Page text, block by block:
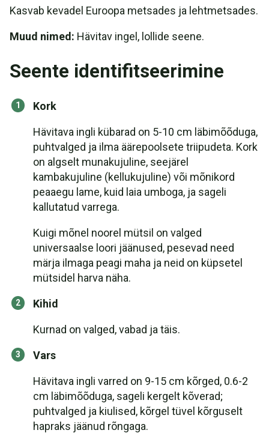
Kasvab kevadel Euroopa metsades ja lehtmetsades.
Muud nimed: Hävitav ingel, lollide seene.
Seente identifitseerimine
Kork
Hävitava ingli kübarad on 5-10 cm läbimõõduga,
puhtvalged ja ilma äärepoolsete triipudeta. Kork
on algselt munakujuline, seejärel
kambakujuline (kellukujuline) või mõnikord
peaaegu lame, kuid laia umboga, ja sageli
kallutatud varrega.
Kuigi mõnel noorel mütsil on valged
universaalse loori jäänused, pesevad need
märja ilmaga peagi maha ja neid on küpsetel
mütsidel harva näha.
Kihid
Kurnad on valged, vabad ja täis.
Vars
Hävitava ingli varred on 9-15 cm kõrged, 0.6-2
cm läbimõõduga, sageli kergelt kõverad;
puhtvalged ja kiulised, kõrgel tüvel kõrguselt
hapraks jäänud rõngaga.